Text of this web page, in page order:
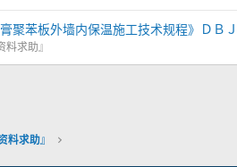
聚苯板外墙内保温施工技术规程》ＤＢ
料求助』
料求助』